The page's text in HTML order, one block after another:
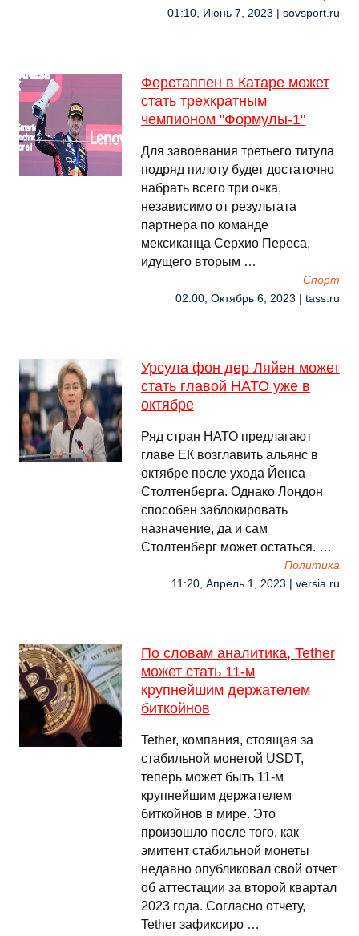
01:10, Июнь 7, 2023 | sovsport.ru
Ферстаппен в Катаре может
стать трехкратным
чемпионом "Формулы-1"
Для завоевания третьего титула
подряд пилоту будет достаточно
набрать всего три очка,
независимо от результата
партнера по команде
мексиканца Серхио Переса,
идущего вторым …
Спорт
02:00, Октябрь 6, 2023 | tass.ru
Урсула фон дер Ляйен может
стать главой НАТО уже в
октябре
Ряд стран НАТО предлагают
главе ЕК возглавить альянс в
октябре после ухода Йенса
Столтенберга. Однако Лондон
способен заблокировать
назначение, да и сам
Столтенберг может остаться. …
Политика
11:20, Апрель 1, 2023 | versia.ru
По словам аналитика, Tether
может стать 11-м
крупнейшим держателем
биткойнов
Tether, компания, стоящая за
стабильной монетой USDT,
теперь может быть 11-м
крупнейшим держателем
биткойнов в мире. Это
произошло после того, как
эмитент стабильной монеты
недавно опубликовал свой отчет
об аттестации за второй квартал
2023 года. Согласно отчету,
Tether зафиксиро …